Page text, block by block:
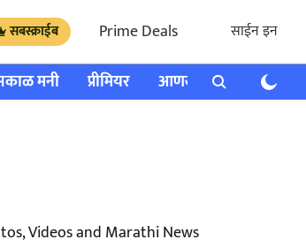
सबस्क्राईब Prime Deals साईन इन
मनी प्रीमियर आणखी राशी भविष्य
Videos and Marathi News